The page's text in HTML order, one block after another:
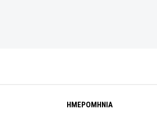
ΗΜΕΡΟΜΗΝΙΑ